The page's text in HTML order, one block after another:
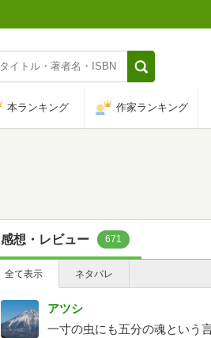
本ランキング 作家ランキング
感想・レビュー 671
全て表示 ネタバレ
アツシ
一寸の虫にも五分の魂という